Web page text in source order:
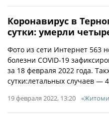
Коронавирус в
сутки: умерли
Фото из сети Интернет 563
болезни COVID-19
за 18 февраля 2022 года.
сутки:летальных случаев
19 февраля 2022, 13:20